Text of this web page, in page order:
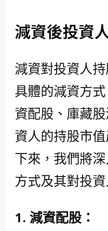
減資後投資
減資對投資人
具體的減資方
資配股、庫藏
資人的持股市
下來，我們將
方式及其對投資
1. 減資配股：